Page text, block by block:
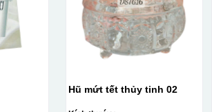
Hũ mứt tết thủy tinh 02